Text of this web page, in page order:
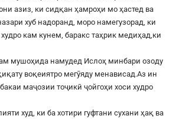
азиз, ки сидқан ҳамроҳи мо ҳастед ва
хуб надоранд, моро намегузорад, ки
худро кам кунем, баракс таҳрик медиҳад,ки
мушоҳида намудед Ислоҳ минбари озоду
воқеиятро мегӯяду менависад.Аз ин
маҷозии тоҷикӣ ҷойгоҳи хоси худро
худ, ки ба хотири гуфтани сухани ҳақ ва